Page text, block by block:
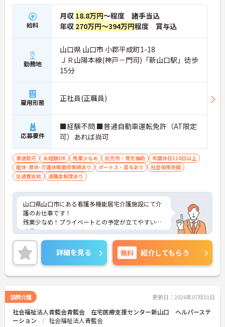
給料
月収 18.8万円～程度 諸手当込
年収 270万円～394万円程度 賞与込
勤務地
山口県 山口市 小郡平成町1-18
ＪＲ山陽本線(神戸－門司)「新山口駅」徒歩
15分
雇用形態 正社員(正職員)
応募要件
■経験不問 ■普通自動車運転免許（AT限定
可）あれば尚可
車通勤可 未経験OK 残業少なめ 託児所・育児補助
年間休日110日以上
産休･育休･介護休暇取得実績あり
ボーナス・賞与あり
社会保険完備
交通費支給
退職金制度あり
山口県山口市にある看護多機能居宅介護施設にて介
護のお仕事です！
残業少なめ！プライベートとの予定が立てやすいで
す◎
託児所も完備されていますので、お子様がいらっし
ゃる方でも安心してご就業していただけます♪
ご興味ある方には、面接対策ポイントなど、さらに
詳細をお話しいたしますのでお気軽にご相談くださ
い。
詳細を見る 無料 紹介してもらう
訪問介護 更新日：2026年07月01日
社会福祉法人青藍会青藍会 在宅医療支援センター新山口 ヘルパーステ
ーション
社会福祉法人青藍会